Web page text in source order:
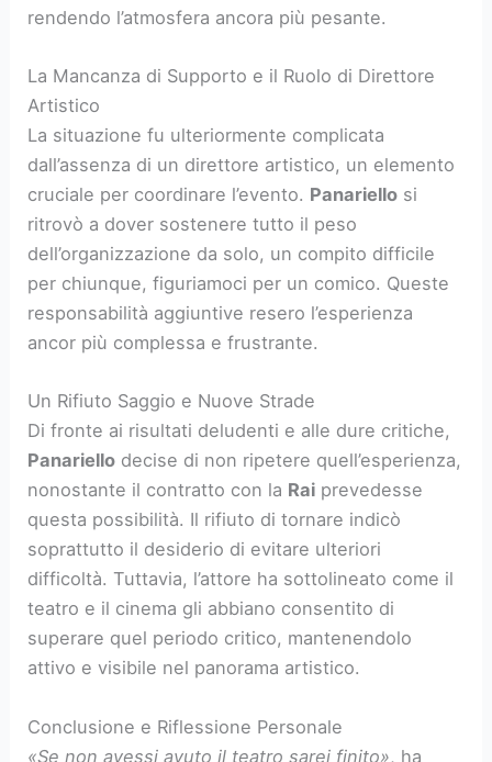
rendendo l’atmosfera ancora più pesante.
La Mancanza di Supporto e il Ruolo di Direttore
Artistico
La situazione fu ulteriormente complicata
dall’assenza di un direttore artistico, un elemento
cruciale per coordinare l’evento. Panariello si
ritrovò a dover sostenere tutto il peso
dell’organizzazione da solo, un compito difficile
per chiunque, figuriamoci per un comico. Queste
responsabilità aggiuntive resero l’esperienza
ancor più complessa e frustrante.
Un Rifiuto Saggio e Nuove Strade
Di fronte ai risultati deludenti e alle dure critiche,
Panariello decise di non ripetere quell’esperienza,
nonostante il contratto con la Rai prevedesse
questa possibilità. Il rifiuto di tornare indicò
soprattutto il desiderio di evitare ulteriori
difficoltà. Tuttavia, l’attore ha sottolineato come il
teatro e il cinema gli abbiano consentito di
superare quel periodo critico, mantenendolo
attivo e visibile nel panorama artistico.
Conclusione e Riflessione Personale
«Se non avessi avuto il teatro sarei finito», ha